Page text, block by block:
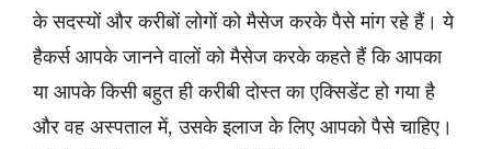
के सदस्यों और करीबों लोगों को मैसेज करके पैसे मांग रहे हैं। ये
हैकर्स आपके जानने वालों को मैसेज करके कहते हैं कि आपका
या आपके किसी बहुत ही करीबी दोस्त का एक्सिडेंट हो गया है
और वह अस्पताल में, उसके इलाज के लिए आपको पैसे चाहिए।